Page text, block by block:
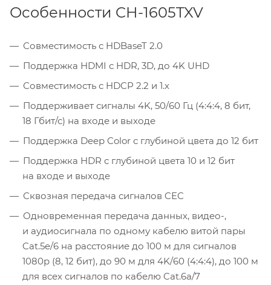
Особенности CH-1605TXV
Совместимость с HDBaseT 2.0
Поддержка HDMI с HDR, 3D, до 4K UHD
Совместимость с HDCP 2.2 и 1.х
Поддерживает сигналы 4K, 50/60 Гц (4:4:4, 8 бит,
18 Гбит/с) на входе и выходе
Поддержка Deep Color с глубиной цвета до 12 бит
Поддержка HDR с глубиной цвета 10 и 12 бит
на входе и выходе
Сквозная передача сигналов CEC
Одновременная передача данных, видео-,
и аудиосигнала по одному кабелю витой пары
Cat.5e/6 на расстояние до 100 м для сигналов
1080p (8, 12 бит), до 90 м для 4K/60 (4:4:4), до 100 м
для всех сигналов по кабелю Cat.6a/7